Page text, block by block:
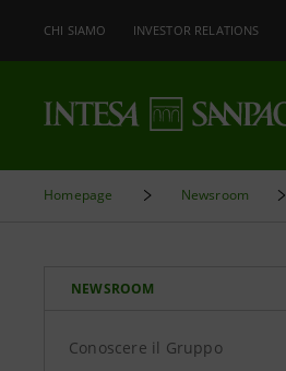
CHI SIAMO INVESTOR RELATIONS
Homepage Newsroom
NEWSROOM
Conoscere il Gruppo